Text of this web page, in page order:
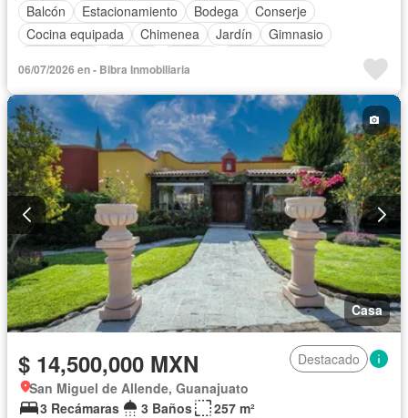
Balcón
Estacionamiento Bodega
Conserje
Cocina equipada
Chimenea Jardín
Gimnasio
Terraza
06/07/2026 en - Bibra Inmobiliaria
Casa
$ 14,500,000 MXN
Destacado
San Miguel de Allende, Guanajuato
3 Recámaras
3 Baños
257 m²